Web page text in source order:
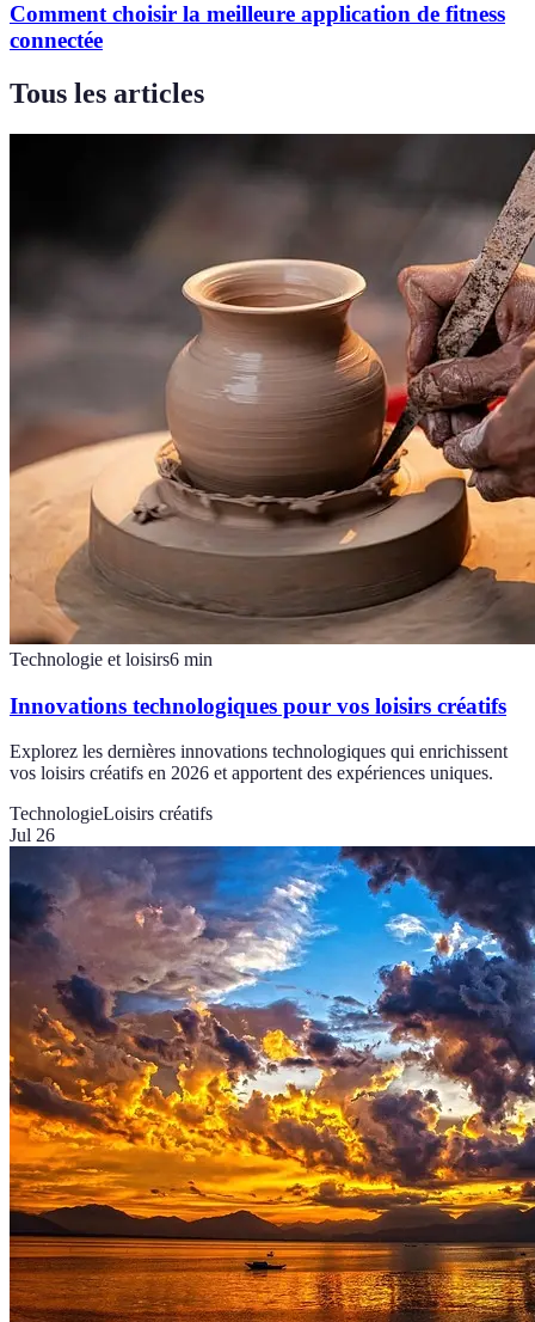
Comment choisir la meilleure application de fitness
connectée
Tous les articles
Technologie et loisirs6 min
Innovations technologiques pour vos loisirs créatifs
Explorez les dernières innovations technologiques qui enrichissent
vos loisirs créatifs en 2026 et apportent des expériences uniques.
TechnologieLoisirs créatifs
Jul 26